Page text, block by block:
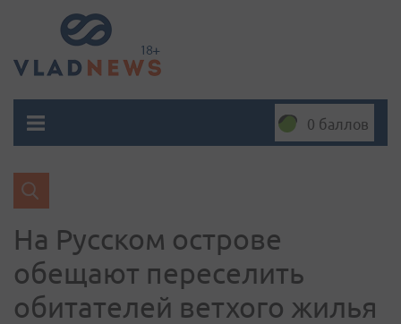
0 баллов
На Русском острове
обещают переселить
обитателей ветхого жилья